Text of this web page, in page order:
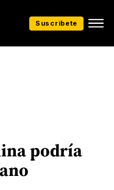
Suscríbete
podría